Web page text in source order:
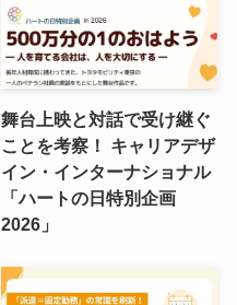
舞台上映と対話で受け継ぐ
ことを考察！ キャリアデザ
イン・インターナショナル
「ハートの日特別企画
2026」